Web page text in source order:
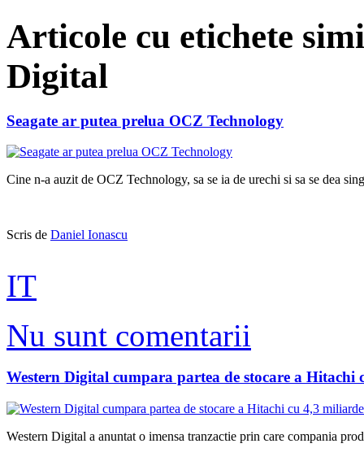
Articole cu etichete
Digital
Seagate ar putea prelua OCZ Technology
Cine n-a auzit de OCZ Technology, sa se ia de urechi si sa se dea
Scris de Daniel Ionascu
IT
Nu sunt comentarii
Western Digital cumpara partea de stocare a Hitachi
Western Digital a anuntat o imensa tranzactie prin care compania